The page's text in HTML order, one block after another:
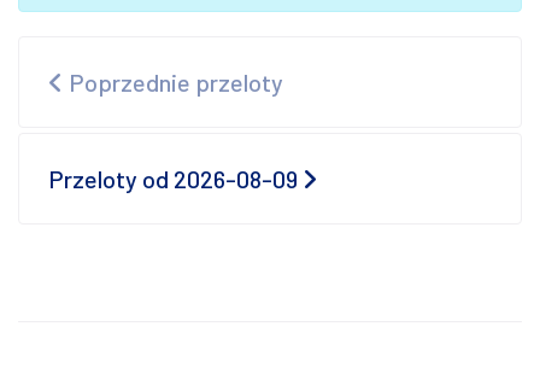
Poprzednie przeloty
Przeloty od 2026-08-09